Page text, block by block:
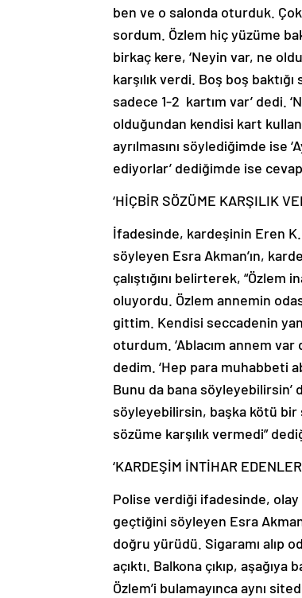
ben ve o salonda oturduk.
sordum. Özlem hiç yüzüme
birkaç kere, ‘Neyin var, ne
karşılık verdi. Boş boş
sadece 1-2 kartım var’ dedi.
olduğundan kendisi kart
ayrılmasını söylediğimde ise
ediyorlar’ dediğimde ise
‘HİÇBİR SÖZÜME KARŞILIK
İfadesinde, kardeşinin Eren
söyleyen Esra Akman’ın,
çalıştığını belirterek, “Özlem
oluyordu. Özlem annemin
gittim. Kendisi seccadenin
oturdum. ‘Ablacım annem
dedim. ‘Hep para muhabbeti
Bunu da bana söyleyebilirsin’
söyleyebilirsin, başka kötü bir
sözüme karşılık vermedi”
‘KARDEŞİM İNTİHAR
Polise verdiği ifadesinde,
geçtiğini söyleyen Esra
doğru yürüdü. Sigaramı alıp
açıktı. Balkona çıkıp,
Özlem’i bulamayınca aynı